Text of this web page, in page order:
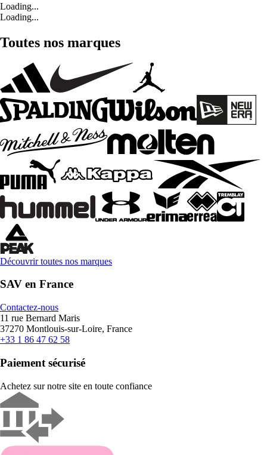
Loading...
Loading...
Toutes nos marques
Découvrir toutes nos marques
SAV en France
Contactez-nous
11 rue Bernard Maris
37270 Montlouis-sur-Loire, France
+33 1 86 47 62 58
Paiement sécurisé
Achetez sur notre site en toute confiance